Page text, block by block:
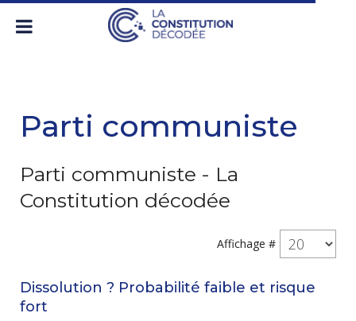
Parti communiste
Parti communiste - La
Constitution décodée
Affichage #
Dissolution ? Probabilité faible et risque
fort